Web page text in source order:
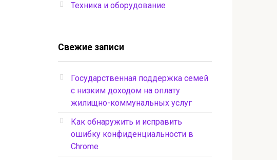
Техника и оборудование
Свежие записи
Государственная поддержка семей
с низким доходом на оплату
жилищно-коммунальных услуг
Как обнаружить и исправить
ошибку конфиденциальности в
Chrome